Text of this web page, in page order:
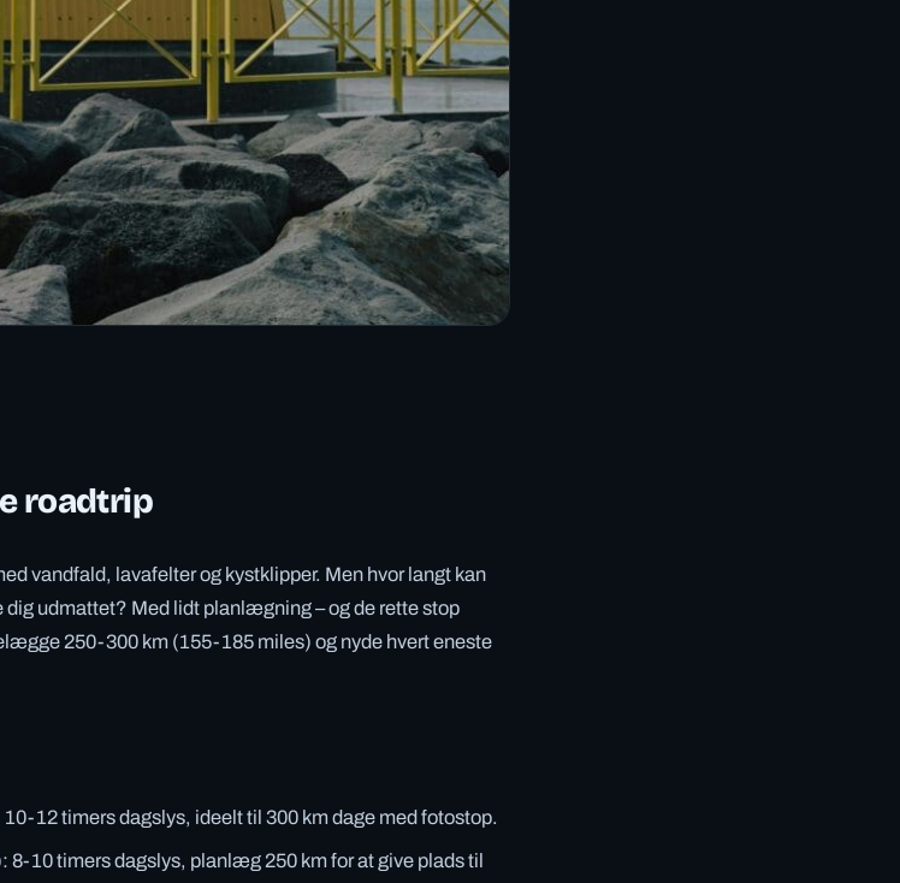
roadtrip
vandfald, lavafelter og kystklipper. Men hvor langt kan
dig udmattet? Med lidt planlægning – og de rette stop
250-300 km (155-185 miles) og nyde hvert eneste
12 timers dagslys, ideelt til 300 km dage med fotostop.
10 timers dagslys, planlæg 250 km for at give plads til